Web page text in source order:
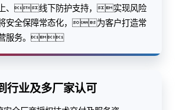
上、线下防护支持，实现风险
全保障常态化，为客户打造常
营服务。
行业及多厂家认可